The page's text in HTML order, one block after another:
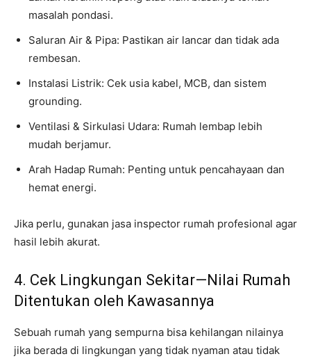
masalah pondasi.
Saluran Air & Pipa: Pastikan air lancar dan tidak ada
rembesan.
Instalasi Listrik: Cek usia kabel, MCB, dan sistem
grounding.
Ventilasi & Sirkulasi Udara: Rumah lembap lebih
mudah berjamur.
Arah Hadap Rumah: Penting untuk pencahayaan dan
hemat energi.
Jika perlu, gunakan jasa inspector rumah profesional agar
hasil lebih akurat.
4. Cek Lingkungan Sekitar—Nilai Rumah
Ditentukan oleh Kawasannya
Sebuah rumah yang sempurna bisa kehilangan nilainya
jika berada di lingkungan yang tidak nyaman atau tidak